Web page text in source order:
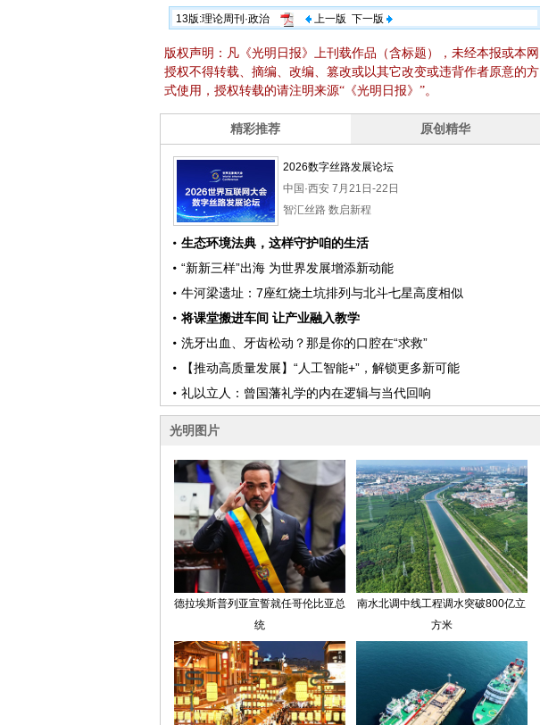
13版:理论周刊·政治 上一版 下一版
版权声明：凡《光明日报》上刊载作品（含标题），未经本报或本网
授权不得转载、摘编、改编、篡改或以其它改变或违背作者原意的方
式使用，授权转载的请注明来源“《光明日报》”。